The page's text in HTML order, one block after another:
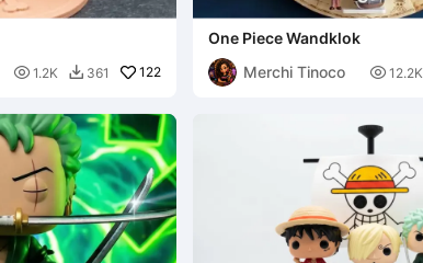
 1.2K  361 122
One Piece Wandklok
Merchi Tinoco
 12.2K